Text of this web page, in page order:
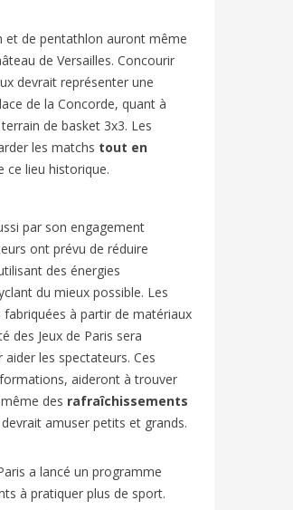
et de pentathlon auront même
de Versailles. Concourir
devrait représenter une
de la Concorde, quant à
de basket 3x3. Les
les matchs tout en
ce lieu historique.
par son engagement
ont prévu de réduire
des énergies
du mieux possible. Les
fabriquées à partir de matériaux
des Jeux de Paris sera
les spectateurs. Ces
aideront à trouver
des rafraîchissements
amuser petits et grands.
a lancé un programme
à pratiquer plus de sport.